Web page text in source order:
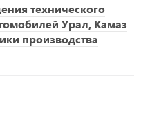
технического
Урал, Камаз
производства